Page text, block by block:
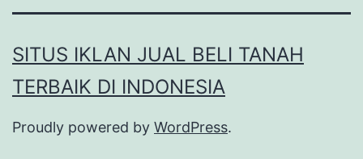
SITUS IKLAN JUAL BELI TANAH
TERBAIK DI INDONESIA
Proudly powered by WordPress.